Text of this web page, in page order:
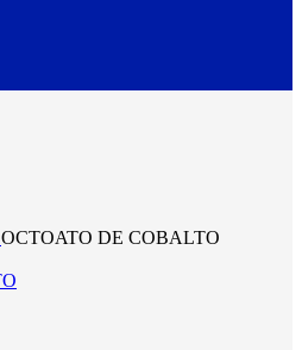
OCTOATO DE COBALTO